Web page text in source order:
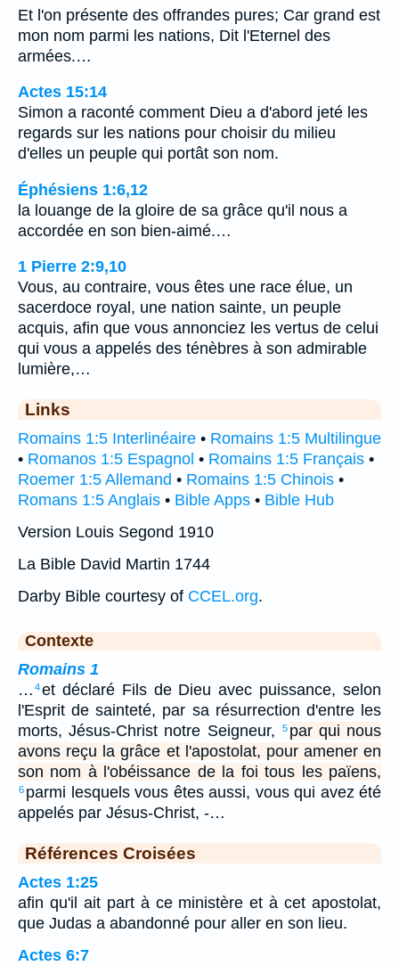
Et l'on présente des offrandes pures; Car grand est
mon nom parmi les nations, Dit l'Eternel des
armées.…
Actes 15:14
Simon a raconté comment Dieu a d'abord jeté les
regards sur les nations pour choisir du milieu
d'elles un peuple qui portât son nom.
Éphésiens 1:6,12
la louange de la gloire de sa grâce qu'il nous a
accordée en son bien-aimé.…
1 Pierre 2:9,10
Vous, au contraire, vous êtes une race élue, un
sacerdoce royal, une nation sainte, un peuple
acquis, afin que vous annonciez les vertus de celui
qui vous a appelés des ténèbres à son admirable
lumière,…
Links
Romains 1:5 Interlinéaire • Romains 1:5 Multilingue
• Romanos 1:5 Espagnol • Romains 1:5 Français •
Roemer 1:5 Allemand • Romains 1:5 Chinois •
Romans 1:5 Anglais • Bible Apps • Bible Hub
Version Louis Segond 1910
La Bible David Martin 1744
Darby Bible courtesy of CCEL.org.
Contexte
Romains 1
… 4et déclaré Fils de Dieu avec puissance, selon
l'Esprit de sainteté, par sa résurrection d'entre les
morts, Jésus-Christ notre Seigneur,
5 par qui nous
avons reçu la grâce et l'apostolat, pour amener en
son nom à l'obéissance de la foi tous les païens,
6 parmi lesquels vous êtes aussi, vous qui avez été
appelés par Jésus-Christ, -…
Références Croisées
Actes 1:25
afin qu'il ait part à ce ministère et à cet apostolat,
que Judas a abandonné pour aller en son lieu.
Actes 6:7